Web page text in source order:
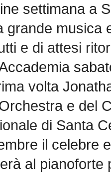
settimana a
grande musica
e di attesi
volta
e del
di Santa
il celebre
al pianoforte